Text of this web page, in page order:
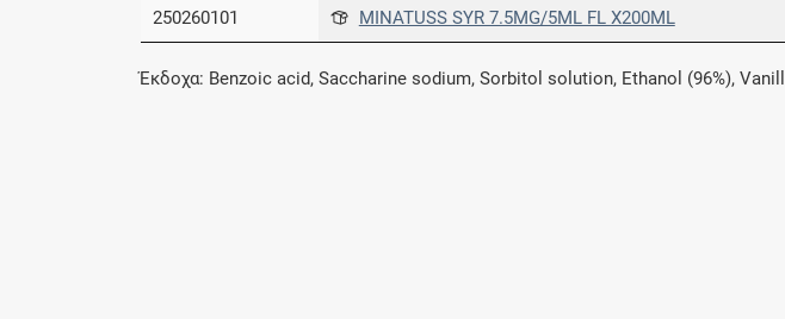
250260101
MINATUSS SYR 7.5MG/5ML FL X200ML
Έκδοχα: Benzoic acid, Saccharine sodium, Sorbitol solution, Ethanol (96%),